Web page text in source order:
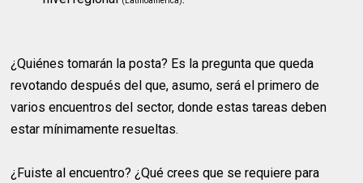
¿Quiénes tomarán la posta? Es la pregunta que queda
revotando después del que, asumo, será el primero de
varios encuentros del sector, donde estas tareas deben
estar mínimamente resueltas.
¿Fuiste al encuentro? ¿Qué crees que se requiere para